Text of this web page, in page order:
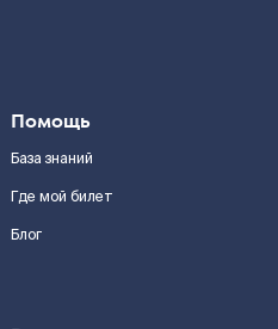
Помощь
База знаний
Где мой билет
Блог